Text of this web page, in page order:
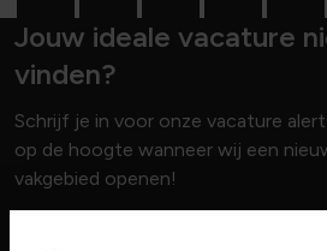
Jouw ideale vacature
vinden?
Schrijf je in voor onze vacature
op de hoogte wanneer wij een
vakgebied openen!